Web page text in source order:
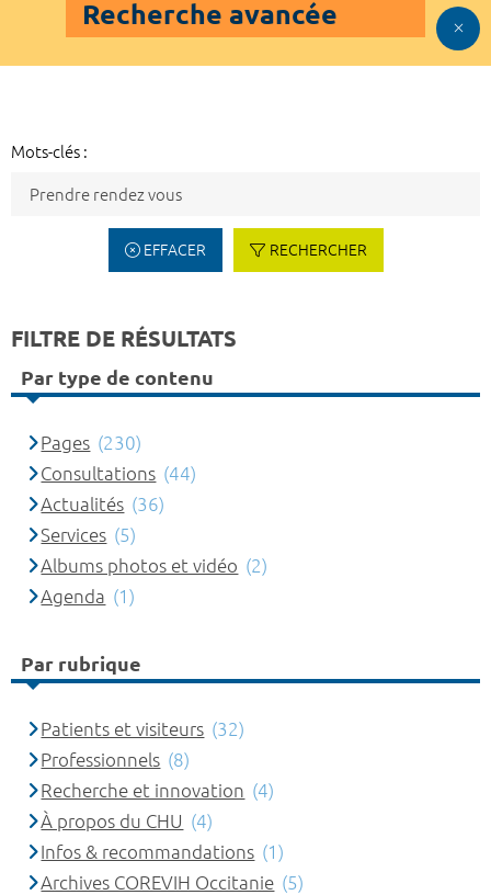
Recherche avancée
Mots-clés :
EFFACER RECHERCHER
FILTRE DE RÉSULTATS
Par type de contenu
Pages (230)
Consultations (44)
Actualités (36)
Services (5)
Albums photos et vidéo (2)
Agenda (1)
Par rubrique
Patients et visiteurs (32)
Professionnels (8)
Recherche et innovation (4)
À propos du CHU (4)
Infos & recommandations (1)
Archives COREVIH Occitanie (5)